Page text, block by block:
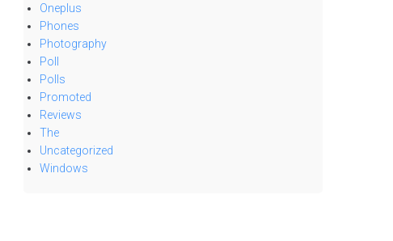
Oneplus
Phones
Photography
Poll
Polls
Promoted
Reviews
The
Uncategorized
Windows